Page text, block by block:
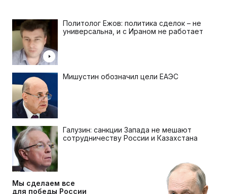
Политолог Ежов: политика сделок – не
универсальна, и с Ираном не работает
Мишустин обозначил цели ЕАЭС
Галузин: санкции Запада не мешают
сотрудничеству России и Казахстана
Мы сделаем все
для победы России